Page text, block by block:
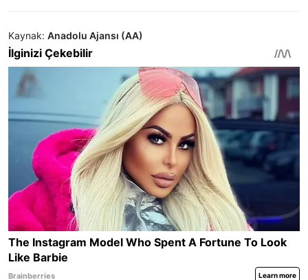
Kaynak: Anadolu Ajansı (AA)